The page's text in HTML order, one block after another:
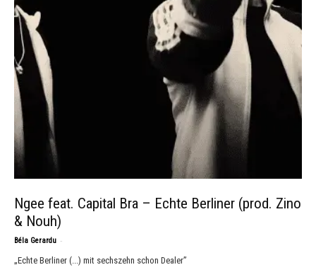
Ngee feat. Capital Bra – Echte Berliner (prod. Zino
& Nouh)
Béla Gerardu -
„Echte Berliner (...) mit sechszehn schon Dealer”